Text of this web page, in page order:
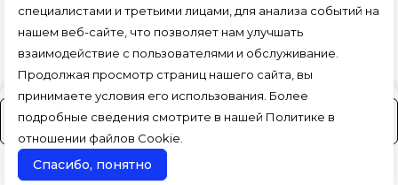
специалистами и третьими лицами, для анализа событий на
нашем веб-сайте, что позволяет нам улучшать
взаимодействие с пользователями и обслуживание.
Продолжая просмотр страниц нашего сайта, вы
принимаете условия его использования. Более
подробные сведения смотрите в нашей Политике в
отношении файлов Cookie
Спасибо, понятно
На заказ (3-4 дня)
страниц, доменное имя, фирменное наименование
являются объектами авторского права и прав на
интеллектуальную собственность, защищены российским
законодательством и международными соглашениями об
охране авторских прав.Читать далее